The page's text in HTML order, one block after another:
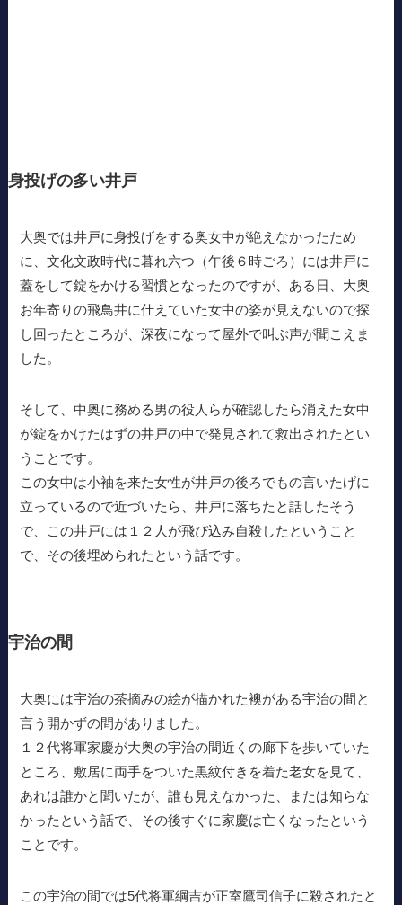
身投げの多い井戸
大奥では井戸に身投げをする奥女中が絶えなかったため
に、文化文政時代に暮れ六つ（午後６時ごろ）には井戸に
蓋をして錠をかける習慣となったのですが、ある日、大奥
お年寄りの飛鳥井に仕えていた女中の姿が見えないので探
し回ったところが、深夜になって屋外で叫ぶ声が聞こえま
した。
そして、中奥に務める男の役人らが確認したら消えた女中
が錠をかけたはずの井戸の中で発見されて救出されたとい
うことです。
この女中は小袖を来た女性が井戸の後ろでもの言いたげに
立っているので近づいたら、井戸に落ちたと話したそう
で、この井戸には１２人が飛び込み自殺したということ
で、その後埋められたという話です。
宇治の間
大奥には宇治の茶摘みの絵が描かれた襖がある宇治の間と
言う開かずの間がありました。
１２代将軍家慶が大奥の宇治の間近くの廊下を歩いていた
ところ、敷居に両手をついた黒紋付きを着た老女を見て、
あれは誰かと聞いたが、誰も見えなかった、または知らな
かったという話で、その後すぐに家慶は亡くなったという
ことです。
この宇治の間では5代将軍綱吉が正室鷹司信子に殺されたと